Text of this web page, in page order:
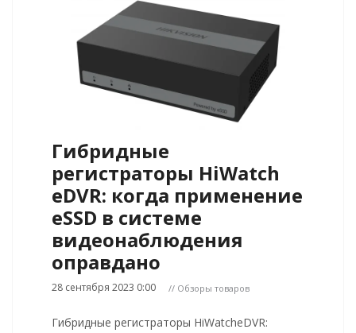
Гибридные
регистраторы HiWatch
eDVR: когда применение
eSSD в системе
видеонаблюдения
оправдано
28 сентября 2023 0:00 // Обзоры товаров
Гибридные регистраторы HiWatcheDVR: